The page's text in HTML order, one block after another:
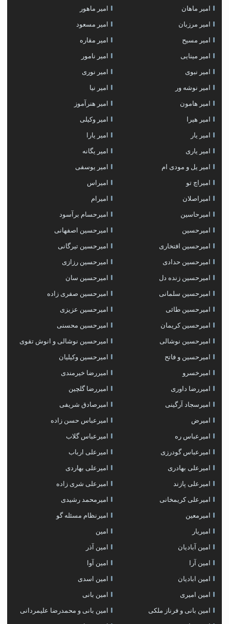
امیر ماهان امیر ماهور
امیر مرزبان امیر مسعود
امیر مسیح امیر مقاره
امیر مینایی امیر نامور
امیر نبوی امیر نوری
امیر نوشه ور امیر نیا
امیر هامون امیر هنرآموز
امیر هیرا امیر وکیلی
امیر یار امیر یارا
امیر یاری امیر یگانه
امیر یل و مودی ام امیر یوسفی
امیراچ تو امیراس
امیراصلان امیرام
امیرحاسین امیرحسام برآسود
امیرحسین امیرحسین اصفهانی
امیرحسین افتخاری امیرحسین تیرگانی
امیرحسین حدادی امیرحسین رزازی
امیرحسین زنده دل امیرحسین سان
امیرحسین سلمانی امیرحسین صفری زاده
امیرحسین طائی امیرحسین عزیزی
امیرحسین کریمان امیرحسین محسنی
امیرحسین نوشالی امیرحسین نوشالی و انوش تقوی
امیرحسین و فاتح امیرحسین وکیلیان
امیرخسرو امیررضا خیرمندی
امیررضا داوری امیررضا گلچین
امیرسجاد آرگینی امیرصادق شریفی
امیرض امیرعباس حسن زاده
امیرعباس ره امیرعباس گلاب
امیرعباس گودرزی امیرعلی ارباب
امیرعلی بهادری امیرعلی بهاردی
امیرعلی پازند امیرعلی شری زاده
امیرعلی کریمخانی امیرمحمد رشیدی
امیرمعین امیرنظام مسئله گو
امیریار امین
امین آبادیان امین آذر
امین آرا امین آوا
امین ابادیان امین اسدی
امین امیری امین بانی
امین بانی و فرناز ملکی امین بانی و محمدرضا علیمردانی